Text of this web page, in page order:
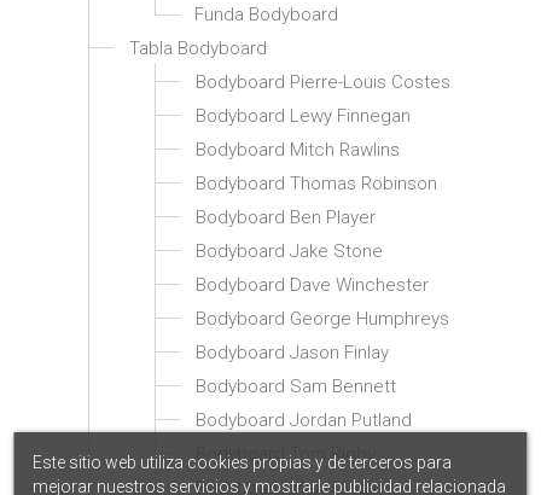
Funda Bodyboard
Tabla Bodyboard
Bodyboard Pierre-Louis Costes
Bodyboard Lewy Finnegan
Bodyboard Mitch Rawlins
Bodyboard Thomas Robinson
Bodyboard Ben Player
Bodyboard Jake Stone
Bodyboard Dave Winchester
Bodyboard George Humphreys
Bodyboard Jason Finlay
Bodyboard Sam Bennett
Bodyboard Jordan Putland
Bodyboard Tom Rigby
Bodyboard Max Castillo
Este sitio web utiliza cookies propias y de terceros para
mejorar nuestros servicios y mostrarle publicidad relacionada